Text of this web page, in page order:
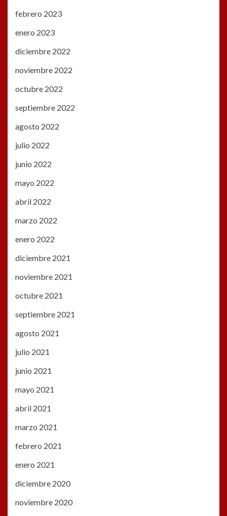
febrero 2023
enero 2023
diciembre 2022
noviembre 2022
octubre 2022
septiembre 2022
agosto 2022
julio 2022
junio 2022
mayo 2022
abril 2022
marzo 2022
enero 2022
diciembre 2021
noviembre 2021
octubre 2021
septiembre 2021
agosto 2021
julio 2021
junio 2021
mayo 2021
abril 2021
marzo 2021
febrero 2021
enero 2021
diciembre 2020
noviembre 2020